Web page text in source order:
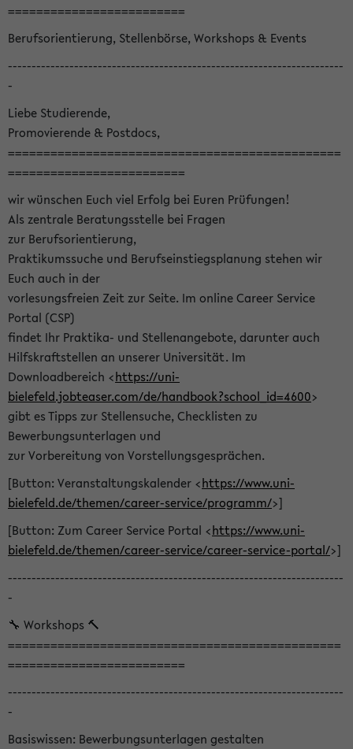
=========================
Berufsorientierung, Stellenbörse, Workshops & Events
-----------------------------------------------------------------------
-
Liebe Studierende,
Promovierende & Postdocs,
===============================================
=========================
wir wünschen Euch viel Erfolg bei Euren Prüfungen!
Als zentrale Beratungsstelle bei Fragen
zur Berufsorientierung,
Praktikumssuche und Berufseinstiegsplanung stehen wir
Euch auch in der
vorlesungsfreien Zeit zur Seite. Im online Career Service
Portal (CSP)
findet Ihr Praktika- und Stellenangebote, darunter auch
Hilfskraftstellen an unserer Universität. Im
Downloadbereich <https://uni-
bielefeld.jobteaser.com/de/handbook?school_id=4600>
gibt es Tipps zur Stellensuche, Checklisten zu
Bewerbungsunterlagen und
zur Vorbereitung von Vorstellungsgesprächen.
[Button: Veranstaltungskalender <https://www.uni-
bielefeld.de/themen/career-service/programm/>]
[Button: Zum Career Service Portal <https://www.uni-
bielefeld.de/themen/career-service/career-service-portal/>]
-----------------------------------------------------------------------
-
🔧 Workshops 🔨
===============================================
=========================
-----------------------------------------------------------------------
-
Basiswissen: Bewerbungsunterlagen gestalten